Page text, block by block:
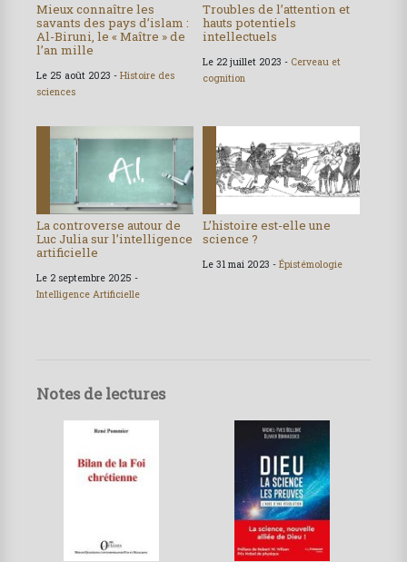
Mieux connaître les
savants des pays d’islam :
Al-Biruni, le « Maître » de
l’an mille
Le 25 août 2023 - Histoire des
sciences
Troubles de l’attention et
hauts potentiels
intellectuels
Le 22 juillet 2023 - Cerveau et
cognition
La controverse autour de
Luc Julia sur l’intelligence
artificielle
Le 2 septembre 2025 -
Intelligence Artificielle
L’histoire est-elle une
science ?
Le 31 mai 2023 - Épistémologie
Notes de lectures